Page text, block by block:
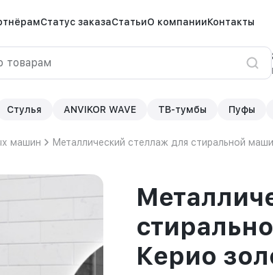
Статус заказаСтатьиО компанииКонтакты
Стулья ANVIKOR WAVE ТВ-тумбы Пуфы
машин Металлический стеллаж для стиральной
Керио